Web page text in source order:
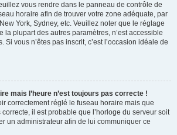
vous rendre dans le panneau de contrôle de
horaire afin de trouver votre zone adéquate, par
York, Sydney, etc. Veuillez noter que le réglage
la plupart des autres paramètres, n’est accessible
Si vous n’êtes pas inscrit, c’est l’occasion idéale de
mais l’heure n’est toujours pas correcte !
correctement réglé le fuseau horaire mais que
correcte, il est probable que l’horloge du serveur soit
un administrateur afin de lui communiquer ce